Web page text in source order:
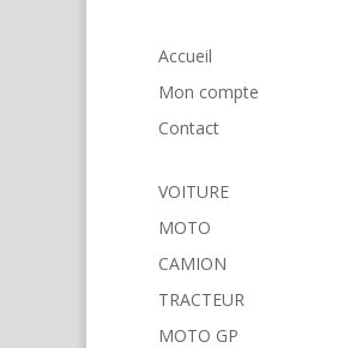
Accueil
Mon compte
Contact
VOITURE
MOTO
CAMION
TRACTEUR
MOTO GP